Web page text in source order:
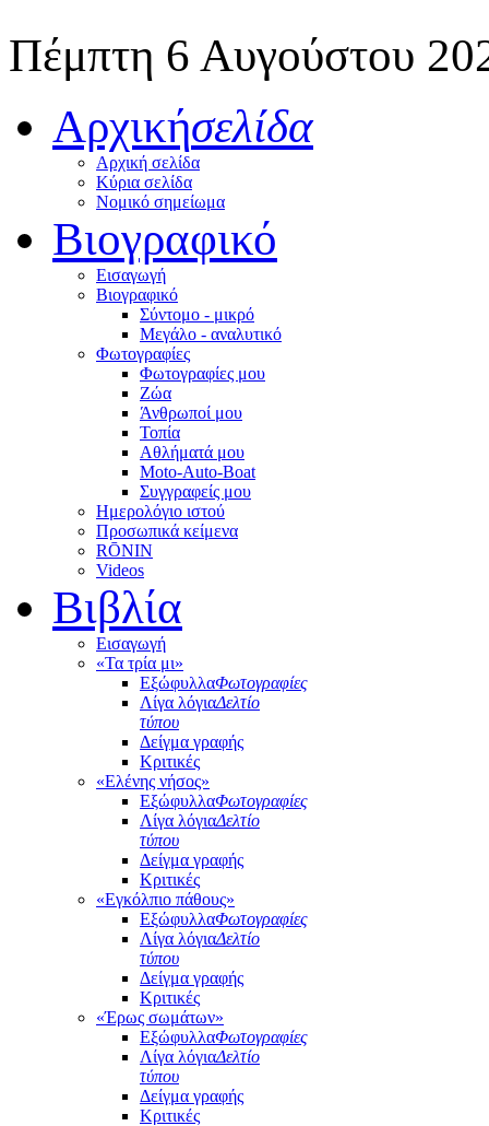
Πέμπτη 6 Αυγούστου
Αρχικήσελίδα
Αρχική σελίδα
Κύρια σελίδα
Νομικό σημείωμα
Βιογραφικό
Εισαγωγή
Βιογραφικό
Σύντομο - μικρό
Μεγάλο - αναλυτικό
Φωτογραφίες
Φωτογραφίες μου
Ζώα
Άνθρωποί μου
Τοπία
Αθλήματά μου
Moto-Auto-Boat
Συγγραφείς μου
Ημερολόγιο ιστού
Προσωπικά κείμενα
RŌNIN
Videos
Βιβλία
Εισαγωγή
«Τα τρία μι»
ΕξώφυλλαΦωτογραφίες
Λίγα λόγιαΔελτίο
τύπου
Δείγμα γραφής
Κριτικές
«Ελένης νήσος»
ΕξώφυλλαΦωτογραφίες
Λίγα λόγιαΔελτίο
τύπου
Δείγμα γραφής
Κριτικές
«Εγκόλπιο πάθους»
ΕξώφυλλαΦωτογραφίες
Λίγα λόγιαΔελτίο
τύπου
Δείγμα γραφής
Κριτικές
«Έρως σωμάτων»
ΕξώφυλλαΦωτογραφίες
Λίγα λόγιαΔελτίο
τύπου
Δείγμα γραφής
Κριτικές